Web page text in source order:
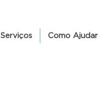
Serviços Como Ajudar